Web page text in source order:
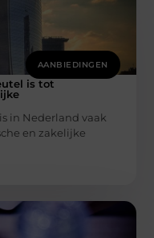
AANBIEDINGEN
is tot
in Nederland vaak
en zakelijke